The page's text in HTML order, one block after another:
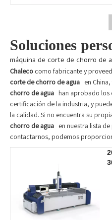
Soluciones
máquina de corte de chorro de
Chaleco como fabricante y
corte de chorro de agua en
chorro de agua han aprobado los
certificación de la industria, y
la calidad. Si no encuentra su
chorro de agua en nuestra lista
contactarnos, podemos